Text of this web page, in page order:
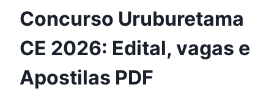
Concurso Uruburetama
CE 2026: Edital, vagas e
Apostilas PDF